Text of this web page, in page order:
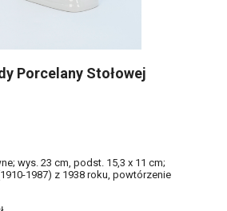
Porcelany Stołowej
wys. 23 cm, podst. 15,3 x 11 cm;
1987) z 1938 roku, powtórzenie